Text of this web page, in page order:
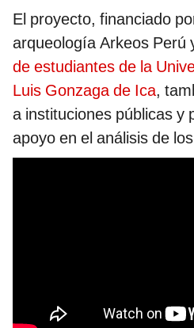
El proyecto, financiado
arqueología Arkeos Perú
de estudiantes de la
Luis Gonzaga de Ica,
a instituciones públicas y
apoyo en el análisis de